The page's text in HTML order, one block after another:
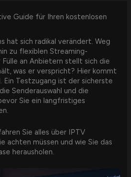
Guide für Ihren kostenlosen
hat sich radikal verändert. Weg
zu flexiblen Streaming-
Fülle an Anbietern stellt sich die
was er verspricht? Hier kommt
Ein Testzugang ist der sicherste
Senderauswahl und die
Sie ein langfristiges
Sie alles über IPTV
achten müssen und wie Sie das
herausholen.